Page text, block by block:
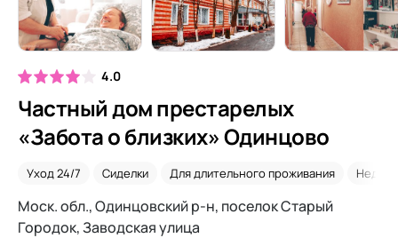
4.0
Частный дом престарелых
«Забота о близких» Одинцово
Уход 24/7 Сиделки Для длительного проживания
Моск. обл., Одинцовский р-н, поселок Старый
Городок, Заводская улица